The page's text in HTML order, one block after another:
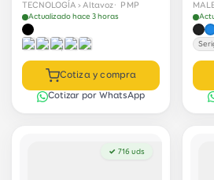
TECNOLOGÍA › Altavoz· PMP
Actualizado hace 3 horas
Cotiza y compra
Cotizar por WhatsApp
✓ 716 uds